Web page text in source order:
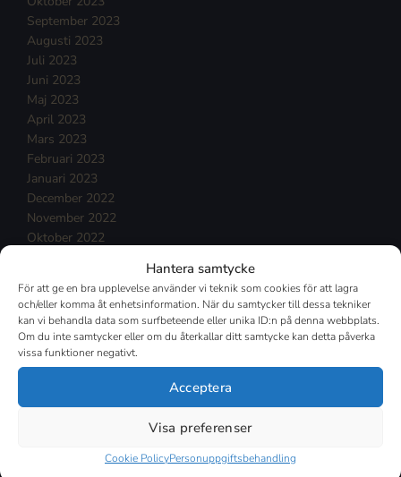
Hantera samtycke
För att ge en bra upplevelse använder vi teknik som cookies för att lagra
och/eller komma åt enhetsinformation. När du samtycker till dessa tekniker
kan vi behandla data som surfbeteende eller unika ID:n på denna webbplats.
Om du inte samtycker eller om du återkallar ditt samtycke kan detta påverka
vissa funktioner negativt.
Acceptera
Visa preferenser
Cookie PolicyPersonuppgiftsbehandling
September 2023
Augusti 2023
Juli 2023
Juni 2023
Maj 2023
April 2023
Mars 2023
Februari 2023
Januari 2023
December 2022
November 2022
Oktober 2022
Juli 2022
Juni 2022
Maj 2022
April 2022
November 2021